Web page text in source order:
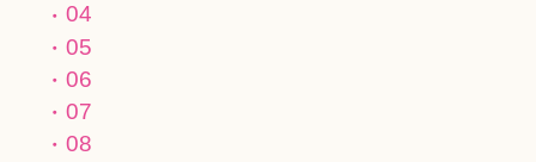
04
05
06
07
08